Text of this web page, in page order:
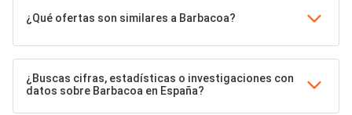
¿Qué ofertas son similares a Barbacoa?
¿Buscas cifras, estadísticas o investigaciones con
datos sobre Barbacoa en España?